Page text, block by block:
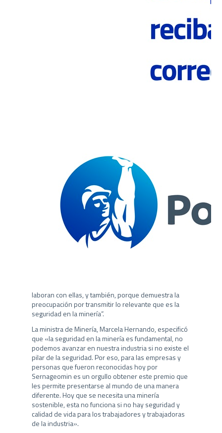
El Servicio Nacional de Geología y Minería
Cerro Blanco de Compañía Minera Polpaico. Lo
anterior, en el marco del Premio Anual de Seguridad
Montenegro, además de autoridades regionales y
representantes de la industria. Por parte de Polpaico
BSA, acudió el gerente de Operaciones Cemento,
Pablo Hernández; el gerente de Prevención de
Riesgos y Salud Ocupacional, Claudio Rubina y el
Superintendente de Desarrollo y Operaciones
Mineras, Héctor Farías.
El director Nacional (S) de Sernageomin, David
Montenegro, indicó que este premio es muy
importante, “ya que es una distinción a las empresas
laboran con ellas, y también, porque demuestra la
preocupación por transmitir lo relevante que es la
seguridad en la minería”.
La ministra de Minería, Marcela Hernando, especificó
que «la seguridad en la minería es fundamental, no
podemos avanzar en nuestra industria si no existe el
pilar de la seguridad. Por eso, para las empresas y
personas que fueron reconocidas hoy por
Sernageomin es un orgullo obtener este premio que
les permite presentarse al mundo de una manera
diferente. Hoy que se necesita una minería
sostenible, esta no funciona si no hay seguridad y
calidad de vida para los trabajadores y trabajadoras
de la industria».